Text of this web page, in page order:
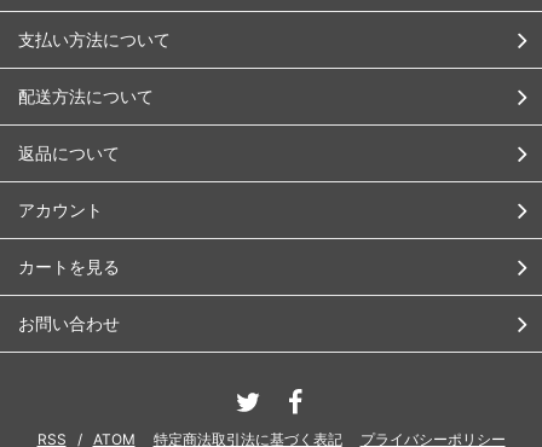
支払い方法について
配送方法について
返品について
アカウント
カートを見る
お問い合わせ
RSS / ATOM 特定商法取引法に基づく表記 プライバシーポリシー